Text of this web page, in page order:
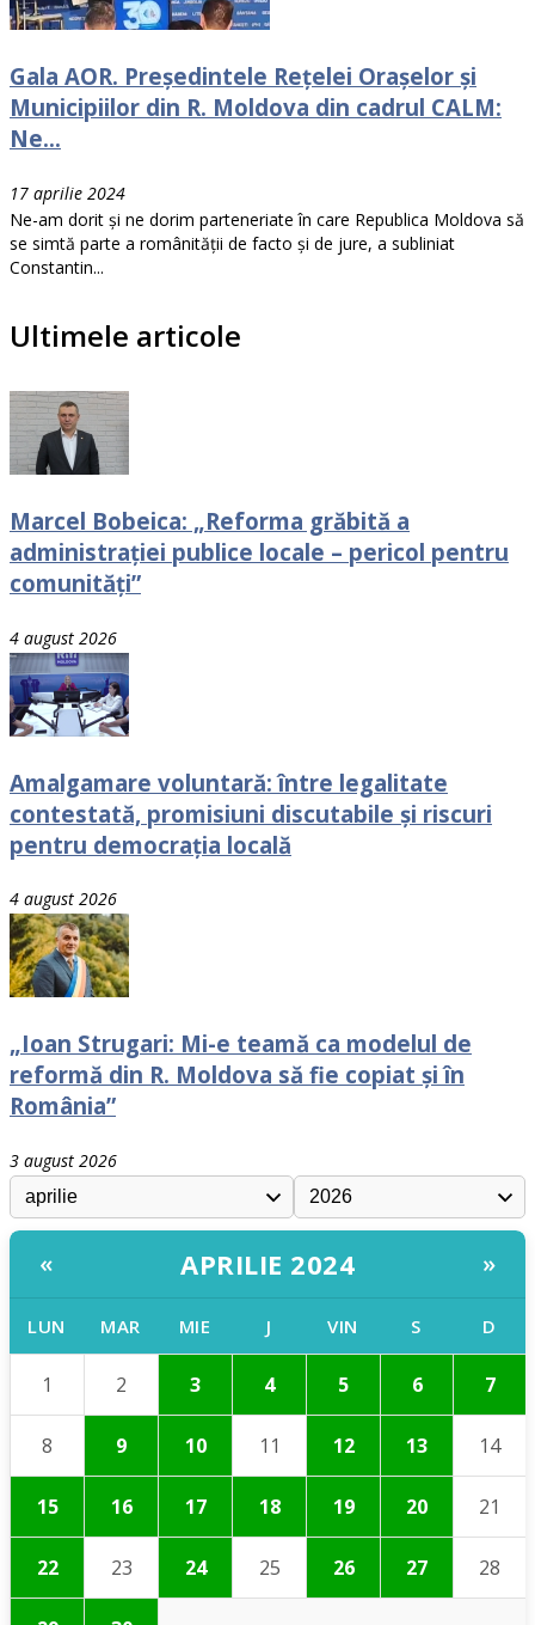
Gala AOR. Președintele Rețelei Orașelor și
Municipiilor din R. Moldova din cadrul CALM:
Ne...
17 aprilie 2024
Ne-am dorit și ne dorim parteneriate în care Republica Moldova să
se simtă parte a românității de facto și de jure, a subliniat
Constantin...
Ultimele articole
Marcel Bobeica: „Reforma grăbită a
administrației publice locale – pericol pentru
comunități”
4 august 2026
Amalgamare voluntară: între legalitate
contestată, promisiuni discutabile și riscuri
pentru democrația locală
4 august 2026
„Ioan Strugari: Mi-e teamă ca modelul de
reformă din R. Moldova să fie copiat și în
România”
3 august 2026
« APRILIE 2024 »
LUN MAR MIE J VIN S D
1 2 3 4 5 6 7
8 9 10 11 12 13 14
15 16 17 18 19 20 21
22 23 24 25 26 27 28